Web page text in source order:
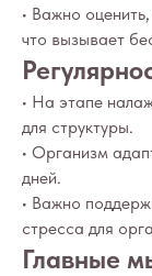
• Важно
что вызывает
• На этапе
для структуры.
• Организм
дней.
• Важно
стресса для
Главные